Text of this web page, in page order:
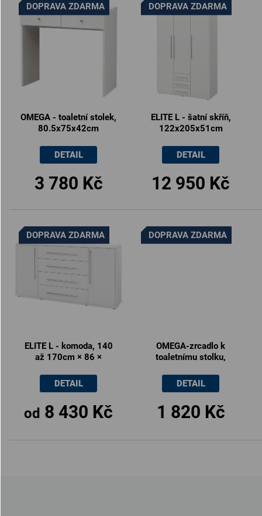
DOPRAVA ZDARMA
OMEGA - toaletní stolek,
80.5x75x42cm
3 780 Kč
DETAIL
DOPRAVA ZDARMA
ELITE L - šatní skříň,
122x205x51cm
12 950 Kč
DETAIL
DOPRAVA ZDARMA
ELITE L - komoda, 140
až 170cm × 86 ×
od 8 430 Kč
DETAIL
DOPRAVA ZDARMA
OMEGA-zrcadlo k
toaletnímu stolku,
1 820 Kč
DETAIL